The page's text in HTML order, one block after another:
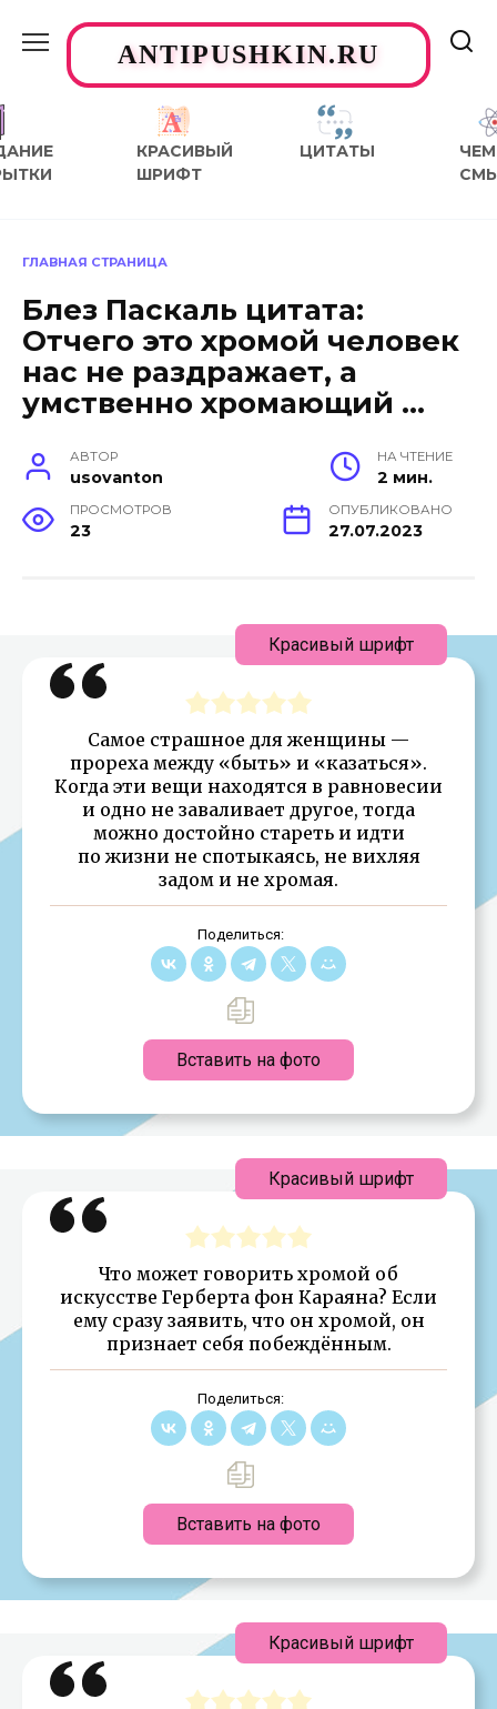
содержаниюANTIPUSHKIN.RU
КРАСИВЫЙ
ШРИФТ
ЦИТАТЫ
ЧЕМ
ГЛАВНАЯ СТРАНИЦА
Блез Паскаль цитата:
Отчего это хромой человек
нас не раздражает, а
умственно хромающий …
АВТОР
usovanton
НА ЧТЕНИЕ
2 мин.
ПРОСМОТРОВ
23
ОПУБЛИКОВАНО
27.07.2023
Самое страшное для женщины —
прореха между «быть» и «казаться».
Когда эти вещи находятся в равновесии
и одно не заваливает другое, тогда
можно достойно стареть и идти
по жизни не спотыкаясь, не вихляя
задом и не хромая.
Поделиться:
Вставить на фото
Красивый шрифт
Что может говорить хромой об
искусстве Герберта фон Караяна? Если
ему сразу заявить, что он хромой, он
признает себя побеждённым.
Поделиться:
Вставить на фото
Красивый шрифт
Красивый шрифт